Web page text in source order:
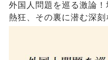
外国人問題を巡る激論
熱狂、その裏に潜む深
はネットとSNS、それ